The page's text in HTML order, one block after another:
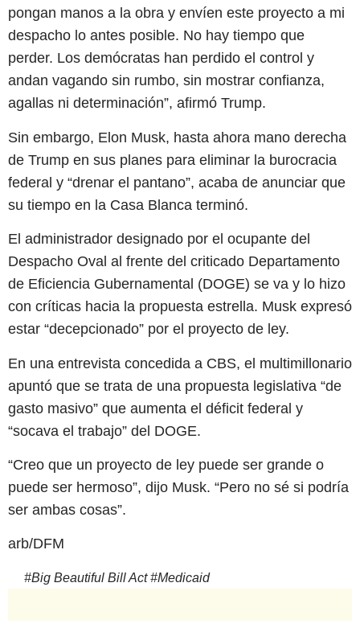
pongan manos a la obra y envíen este proyecto a mi
despacho lo antes posible. No hay tiempo que
perder. Los demócratas han perdido el control y
andan vagando sin rumbo, sin mostrar confianza,
agallas ni determinación”, afirmó Trump.
Sin embargo, Elon Musk, hasta ahora mano derecha
de Trump en sus planes para eliminar la burocracia
federal y “drenar el pantano”, acaba de anunciar que
su tiempo en la Casa Blanca terminó.
El administrador designado por el ocupante del
Despacho Oval al frente del criticado Departamento
de Eficiencia Gubernamental (DOGE) se va y lo hizo
con críticas hacia la propuesta estrella. Musk expresó
estar “decepcionado” por el proyecto de ley.
En una entrevista concedida a CBS, el multimillonario
apuntó que se trata de una propuesta legislativa “de
gasto masivo” que aumenta el déficit federal y
“socava el trabajo” del DOGE.
“Creo que un proyecto de ley puede ser grande o
puede ser hermoso”, dijo Musk. “Pero no sé si podría
ser ambas cosas”.
arb/DFM
#Big Beautiful Bill Act#Medicaid